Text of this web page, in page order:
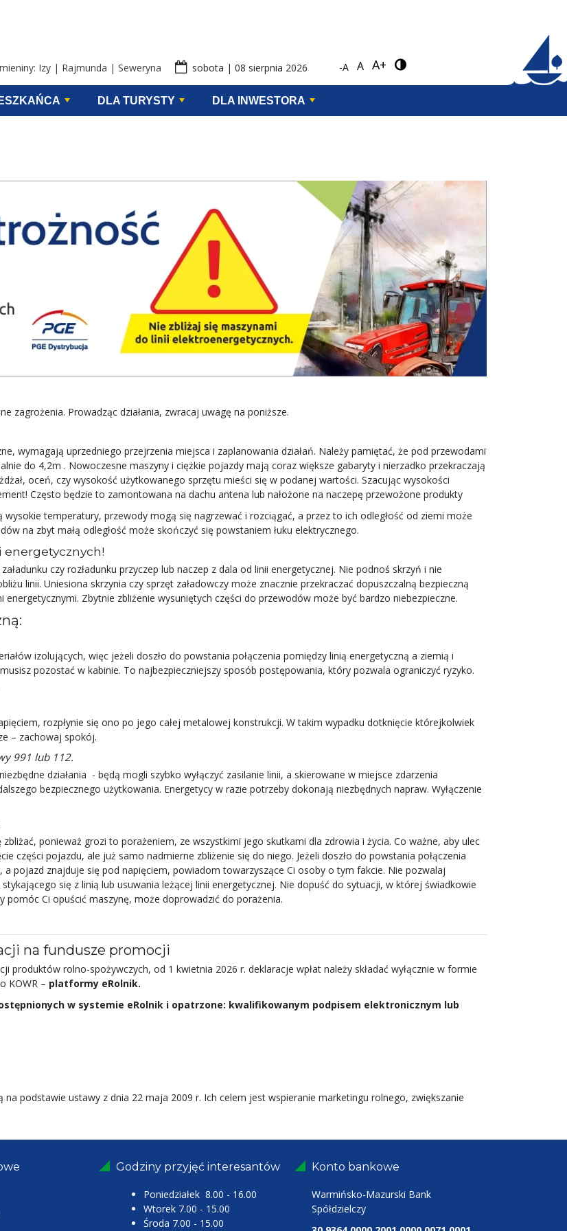
Izy | Rajmunda | Seweryna sobota | 08 sierpnia 2026 -A A A+
DLA TURYSTY DLA INWESTORA
zagrożenia. Prowadząc działania, zwracaj uwagę na poniższe.
wymagają uprzedniego przejrzenia miejsca i zaplanowania działań. Należy pamiętać, że pod przewodami
do 4,2m . Nowoczesne maszyny i ciężkie pojazdy mają coraz większe gabaryty i nierzadko przekraczają
oceń, czy wysokość użytkowanego sprzętu mieści się w podanej wartości. Szacując wysokości
Często będzie to zamontowana na dachu antena lub nałożone na naczepę przewożone produkty
temperatury, przewody mogą się nagrzewać i rozciągać, a przez to ich odległość od ziemi może
na zbyt małą odległość może skończyć się powstaniem łuku elektrycznego.
energetycznych!
czy rozładunku przyczep lub naczep z dala od linii energetycznej. Nie podnoś skrzyń i nie
linii. Uniesiona skrzynia czy sprzęt załadowczy może znacznie przekraczać dopuszczalną bezpieczną
Zbytnie zbliżenie wysuniętych części do przewodów może być bardzo niebezpieczne.
izolujących, więc jeżeli doszło do powstania połączenia pomiędzy linią energetyczną a ziemią i
pozostać w kabinie. To najbezpieczniejszy sposób postępowania, który pozwala ograniczyć ryzyko.
rozpłynie się ono po jego całej metalowej konstrukcji. W takim wypadku dotknięcie którejkolwiek
– zachowaj spokój.
991 lub 112.
działania - będą mogli szybko wyłączyć zasilanie linii, a skierowane w miejsce zdarzenia
bezpiecznego użytkowania. Energetycy w razie potrzeby dokonają niezbędnych napraw. Wyłączenie
ponieważ grozi to porażeniem, ze wszystkimi jego skutkami dla zdrowia i życia. Co ważne, aby ulec
części pojazdu, ale już samo nadmierne zbliżenie się do niego. Jeżeli doszło do powstania połączenia
a pojazd znajduje się pod napięciem, powiadom towarzyszące Ci osoby o tym fakcie. Nie pozwalaj
się z linią lub usuwania leżącej linii energetycznej. Nie dopuść do sytuacji, w której świadkowie
Ci opuścić maszynę, może doprowadzić do porażenia.
na fundusze promocji
produktów rolno-spożywczych, od 1 kwietnia 2026 r. deklaracje wpłat należy składać wyłącznie w formie
KOWR – platformy eRolnik.
w systemie eRolnik i opatrzone: kwalifikowanym podpisem elektronicznym lub
podstawie ustawy z dnia 22 maja 2009 r. Ich celem jest wspieranie marketingu rolnego, zwiększanie
Godziny przyjęć interesantów
Poniedziałek 8.00 - 16.00
Wtorek 7.00 - 15.00
Środa 7.00 - 15.00
Konto bankowe
Warmińsko-Mazurski Bank
Spółdzielczy